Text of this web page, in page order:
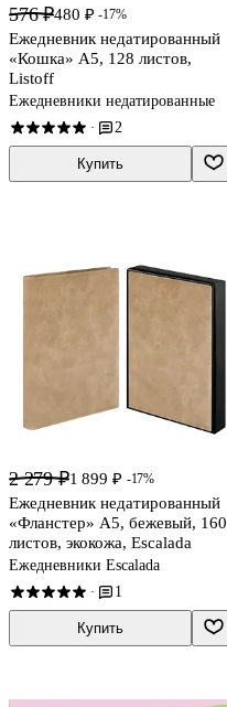
576 ₽480 ₽ -17%
Ежедневник недатированный
«Кошка» А5, 128 листов,
Listoff
Ежедневники недатированные
· 2
Купить
2 279 ₽1 899 ₽ -17%
Ежедневник недатированный
«Фланстер» А5, бежевый, 160
листов, экокожа, Escalada
Ежедневники Escalada
· 1
Купить